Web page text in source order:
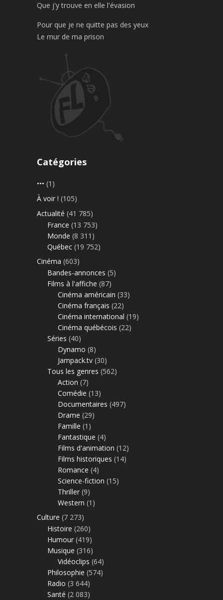
Que j'y trouve en elle l'évasion
Pour que je ne quitte pas des yeux
Le mur de ma prison
Catégories
••• (1)
À voir ! (105)
Actualité (41 785)
France (13 753)
Monde (8 311)
Québec (19 752)
Cinéma (603)
Bandes-annonces (5)
Films à l'affiche (87)
Cinéma américain (33)
Cinéma français (22)
Cinéma international (19)
Cinéma québécois (22)
Séries (40)
Dynamo (8)
Jampack.tv (30)
Tous les genres (562)
Action (7)
Comédie (13)
Documentaires (497)
Drame (29)
Famille (1)
Fantastique (4)
Films d'animation (12)
Films historiques (14)
Romance (4)
Science-fiction (15)
Thriller (9)
Western (1)
Culture (7 273)
Histoire (260)
Humour (419)
Musique (316)
Vidéoclips (64)
Philosophie (574)
Radio (3 644)
Santé (2 083)